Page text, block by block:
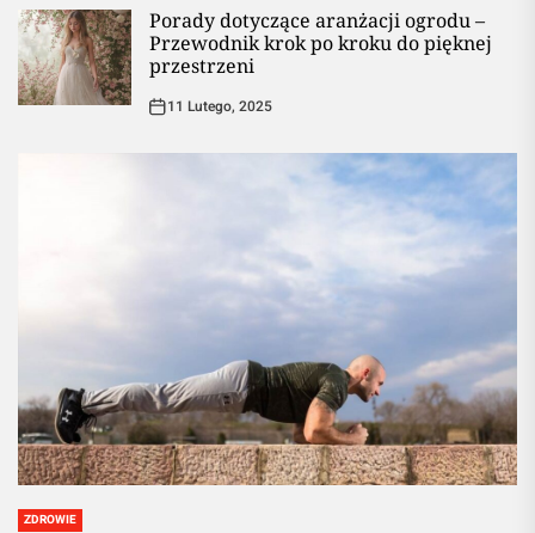
Porady dotyczące aranżacji ogrodu –
Przewodnik krok po kroku do pięknej
przestrzeni
11 Lutego, 2025
ZDROWIE